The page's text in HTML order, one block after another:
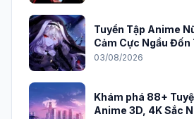
Tuyển Tập Anime
Cảm Cực Ngầu Đốn
03/08/2026
Khám phá 88+
Anime 3D, 4K Sắc